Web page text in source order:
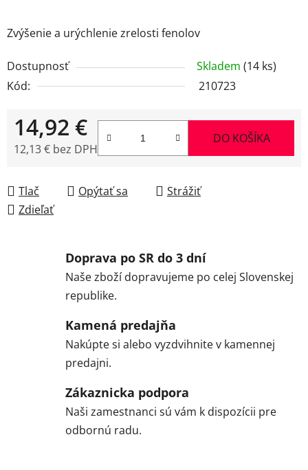
Zvýšenie a urýchlenie zrelosti fenolov
Dostupnosť Skladem (14 ks)
Kód:
210723
14,92 €
12,13 € bez DPH
DO KOŠÍKA
Tlač Opýtať sa
Strážiť
Zdieľať
Doprava po SR do 3 dní
Naše zboží dopravujeme po celej Slovenskej
republike.
Kamená predajňa
Nakúpte si alebo vyzdvihnite v kamennej
predajni.
Zákaznicka podpora
Naši zamestnanci sú vám k dispozícii pre
odbornú radu.